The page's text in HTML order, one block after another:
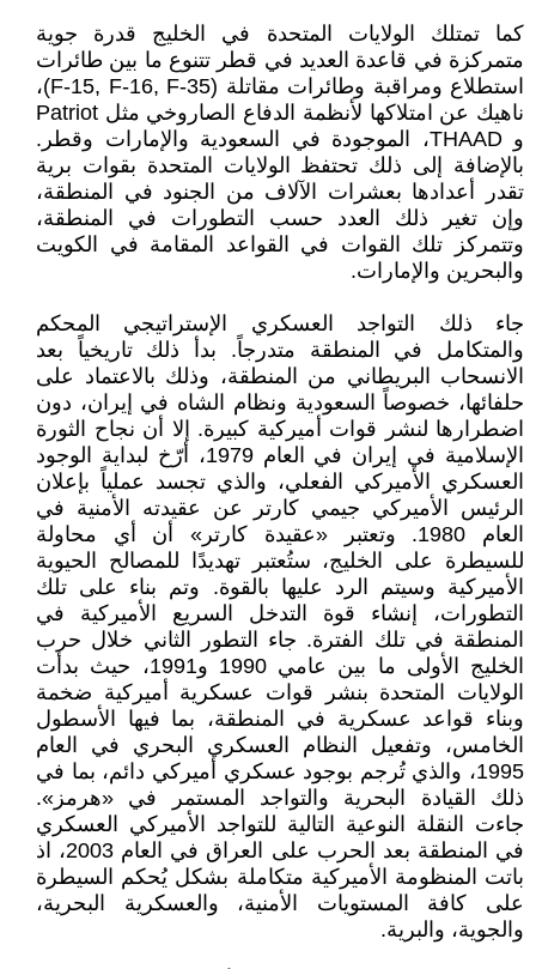
كما تمتلك الولايات المتحدة في الخليج قدرة جوية
متمركزة في قاعدة العديد في قطر تتنوع ما بين طائرات
استطلاع ومراقبة وطائرات مقاتلة (F-15, F-16, F-35)،
ناهيك عن امتلاكها لأنظمة الدفاع الصاروخي مثل Patriot
و THAAD، الموجودة في السعودية والإمارات وقطر.
بالإضافة إلى ذلك تحتفظ الولايات المتحدة بقوات برية
تقدر أعدادها بعشرات الآلاف من الجنود في المنطقة،
وإن تغير ذلك العدد حسب التطورات في المنطقة،
وتتمركز تلك القوات في القواعد المقامة في الكويت
والبحرين والإمارات.
جاء ذلك التواجد العسكري الإستراتيجي المحكم
والمتكامل في المنطقة متدرجاً. بدأ ذلك تاريخياً بعد
الانسحاب البريطاني من المنطقة، وذلك بالاعتماد على
حلفائها، خصوصاً السعودية ونظام الشاه في إيران، دون
اضطرارها لنشر قوات أميركية كبيرة. إلا أن نجاح الثورة
الإسلامية في إيران في العام 1979، أرّخ لبداية الوجود
العسكري الأميركي الفعلي، والذي تجسد عملياً بإعلان
الرئيس الأميركي جيمي كارتر عن عقيدته الأمنية في
العام 1980. وتعتبر «عقيدة كارتر» أن أي محاولة
للسيطرة على الخليج، ستُعتبر تهديدًا للمصالح الحيوية
الأميركية وسيتم الرد عليها بالقوة. وتم بناء على تلك
التطورات، إنشاء قوة التدخل السريع الأميركية في
المنطقة في تلك الفترة. جاء التطور الثاني خلال حرب
الخليج الأولى ما بين عامي 1990 و1991، حيث بدأت
الولايات المتحدة بنشر قوات عسكرية أميركية ضخمة
وبناء قواعد عسكرية في المنطقة، بما فيها الأسطول
الخامس، وتفعيل النظام العسكري البحري في العام
1995، والذي تُرجم بوجود عسكري أميركي دائم، بما في
ذلك القيادة البحرية والتواجد المستمر في «هرمز».
جاءت النقلة النوعية التالية للتواجد الأميركي العسكري
في المنطقة بعد الحرب على العراق في العام 2003، اذ
باتت المنظومة الأميركية متكاملة بشكل يُحكم السيطرة
على كافة المستويات الأمنية، والعسكرية البحرية،
والجوية، والبرية.